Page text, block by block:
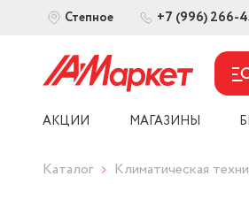
Степное +7 (996) 266-
АКЦИИ МАГАЗИНЫ
Каталог Климатическая